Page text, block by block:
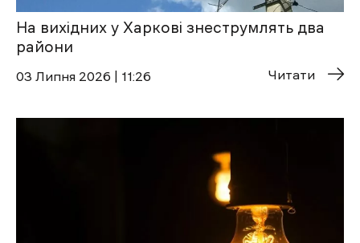
На вихідних у Харкові знеструмлять два
райони
03 Липня 2026 | 11:26 Читати